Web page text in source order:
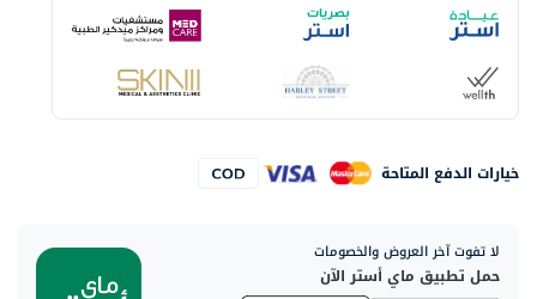
خيارات الدفع المتاحة
لا تفوت آخر العروض والخصومات
حمل تطبيق ماي أستر الآن